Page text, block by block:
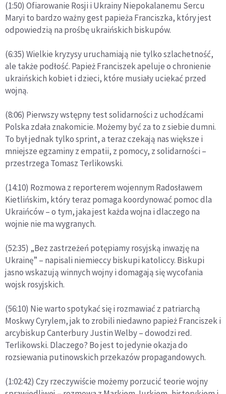
(1:50) Ofiarowanie Rosji i Ukrainy Niepokalanemu Sercu
Maryi to bardzo ważny gest papieża Franciszka, który jest
odpowiedzią na prośbę ukraińskich biskupów.
(6:35) Wielkie kryzysy uruchamiają nie tylko szlachetność,
ale także podłość. Papież Franciszek apeluje o chronienie
ukraińskich kobiet i dzieci, które musiały uciekać przed
wojną.
(8:06) Pierwszy wstępny test solidarności z uchodźcami
Polska zdała znakomicie. Możemy być za to z siebie dumni.
To był jednak tylko sprint, a teraz czekają nas większe i
mniejsze egzaminy z empatii, z pomocy, z solidarności –
przestrzega Tomasz Terlikowski.
(14:10) Rozmowa z reporterem wojennym Radosławem
Kietlińskim, który teraz pomaga koordynować pomoc dla
Ukraińców – o tym, jaka jest każda wojna i dlaczego na
wojnie nie ma wygranych.
(52:35) „Bez zastrzeżeń potępiamy rosyjską inwazję na
Ukrainę” – napisali niemieccy biskupi katoliccy. Biskupi
jasno wskazują winnych wojny i domagają się wycofania
wojsk rosyjskich.
(56:10) Nie warto spotykać się i rozmawiać z patriarchą
Moskwy Cyrylem, jak to zrobili niedawno papież Franciszek i
arcybiskup Canterbury Justin Welby – dowodzi red.
Terlikowski. Dlaczego? Bo jest to jedynie okazja do
rozsiewania putinowskich przekazów propagandowych.
(1:02:42) Czy rzeczywiście możemy porzucić teorie wojny